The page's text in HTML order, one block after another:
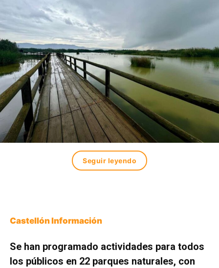
Seguir leyendo
Castellón Información
Se han programado actividades para todos
los públicos en 22 parques naturales, con